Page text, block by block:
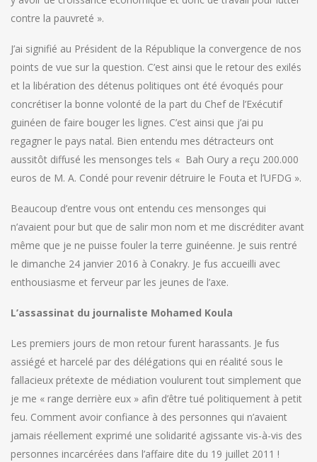
contre la pauvreté ».
J’ai signifié au Président de la République la convergence de nos
points de vue sur la question. C’est ainsi que le retour des exilés
et la libération des détenus politiques ont été évoqués pour
concrétiser la bonne volonté de la part du Chef de l’Exécutif
guinéen de faire bouger les lignes. C’est ainsi que j’ai pu
regagner le pays natal. Bien entendu mes détracteurs ont
aussitôt diffusé les mensonges tels « Bah Oury a reçu 200.000
euros de M. A. Condé pour revenir détruire le Fouta et l’UFDG ».
Beaucoup d’entre vous ont entendu ces mensonges qui
n’avaient pour but que de salir mon nom et me discréditer avant
même que je ne puisse fouler la terre guinéenne. Je suis rentré
le dimanche 24 janvier 2016 à Conakry. Je fus accueilli avec
enthousiasme et ferveur par les jeunes de l’axe.
L’assassinat du journaliste Mohamed Koula
Les premiers jours de mon retour furent harassants. Je fus
assiégé et harcelé par des délégations qui en réalité sous le
fallacieux prétexte de médiation voulurent tout simplement que
je me « range derrière eux » afin d’être tué politiquement à petit
feu. Comment avoir confiance à des personnes qui n’avaient
jamais réellement exprimé une solidarité agissante vis-à-vis des
personnes incarcérées dans l’affaire dite du 19 juillet 2011 !